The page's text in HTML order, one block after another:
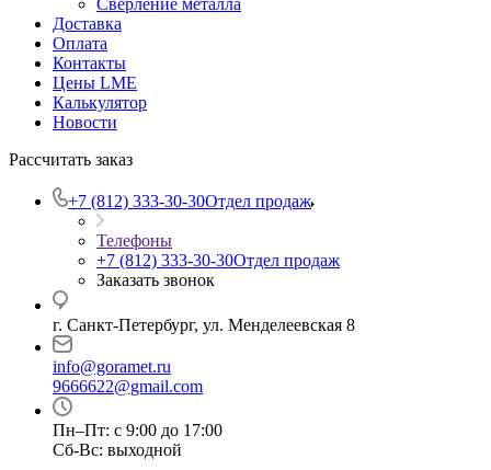
Сверление металла
Доставка
Оплата
Контакты
Цены LME
Калькулятор
Новости
Рассчитать заказ
+7 (812) 333-30-30Отдел продаж
Телефоны
+7 (812) 333-30-30Отдел продаж
Заказать звонок
г. Санкт-Петербург, ул. Менделеевская 8
info@goramet.ru
9666622@gmail.com
Пн–Пт: с 9:00 до 17:00
Сб-Вс: выходной